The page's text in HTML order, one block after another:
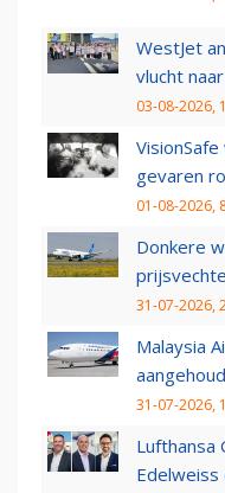
WestJet
vlucht
03-08-2026,
gevaren
01-08-2026,
Donkere
31-07-2026,
Malaysia
31-07-2026,
Lufthansa
Edelweiss